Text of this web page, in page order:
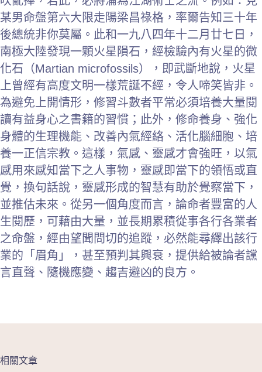
某男命盤第六大限走陽梁昌祿格，率爾告知三十年
後總統非你莫屬。此和一九八四年十二月廿七日，
南極大陸發現一顆火星隕石，經檢驗內有火星的微
化石（Martian microfossils），即武斷地說，火星
上曾經有高度文明一樣荒誕不經，令人啼笑皆非。
為避免上開情形，修習斗數者平常必須培養大量閱
讀有益身心之書籍的習慣；此外，修命養身、強化
身體的生理機能、改善內氣經絡、活化腦細胞、培
養一正信宗教。這樣，氣感、靈感才會強旺，以氣
感用來感知當下之人事物，靈感即當下的領悟或直
覺，換句話說，靈感形成的智慧有助於覺察當下，
並推估未來。從另一個角度而言，論命者豐富的人
生閱歷，可藉由大量，並長期累積從事各行各業者
之命盤，經由望聞問切的追蹤，必然能尋繹出該行
業的「眉角」，甚至預判其興衰，提供給被論者讜
言直聲、隨機應變、趨吉避凶的良方。
相關文章